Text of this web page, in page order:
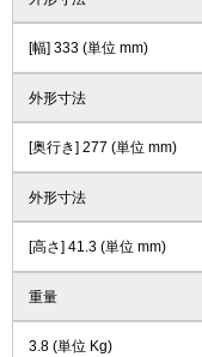
[幅] 333 (単位 mm)
外形寸法
[奥行き] 277 (単位 mm)
外形寸法
[高さ] 41.3 (単位 mm)
重量
3.8 (単位 Kg)